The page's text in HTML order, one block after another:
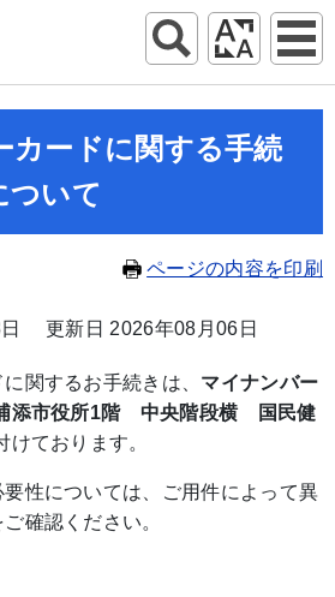
カードに関する手続
ついて
ページの内容を印刷
更新日 2026年08月06日
関するお手続きは、 マイナンバー
添市役所1階 中央階段横 国民健
けております。
性については、ご用件によって異
ご確認ください。